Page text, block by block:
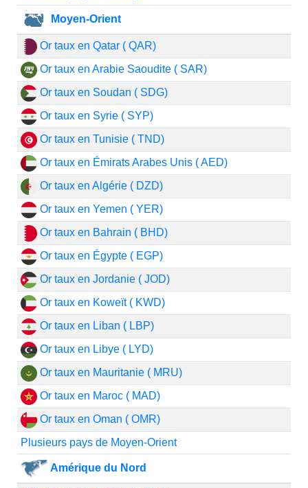
Moyen-Orient
Or taux en Qatar ( QAR)
Or taux en Arabie Saoudite ( SAR)
Or taux en Soudan ( SDG)
Or taux en Syrie ( SYP)
Or taux en Tunisie ( TND)
Or taux en Émirats Arabes Unis ( AED)
Or taux en Algérie ( DZD)
Or taux en Yemen ( YER)
Or taux en Bahrain ( BHD)
Or taux en Égypte ( EGP)
Or taux en Jordanie ( JOD)
Or taux en Koweït ( KWD)
Or taux en Liban ( LBP)
Or taux en Libye ( LYD)
Or taux en Mauritanie ( MRU)
Or taux en Maroc ( MAD)
Or taux en Oman ( OMR)
Plusieurs pays de Moyen-Orient
Amérique du Nord